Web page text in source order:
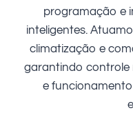
programação e
inteligentes.
climatização e
garantindo controle
e